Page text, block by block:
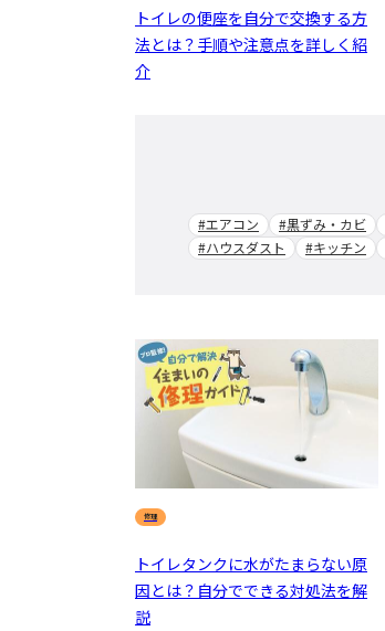
トイレの便座を自分で交換する方
法とは？手順や注意点を詳しく紹
介
#エアコン #黒ずみ・カビ
#ハウスダスト
#キッチン
修理
トイレタンクに水がたまらない原
因とは？自分でできる対処法を解
説